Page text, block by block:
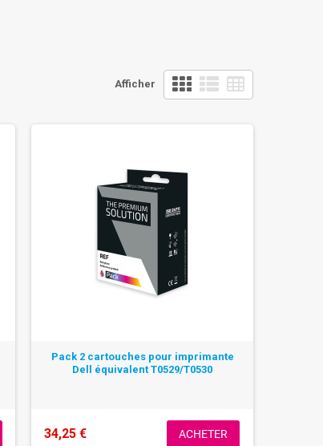
Afficher
Pack 2 cartouches pour imprimante
Dell équivalent T0529/T0530
34,25 € ACHETER